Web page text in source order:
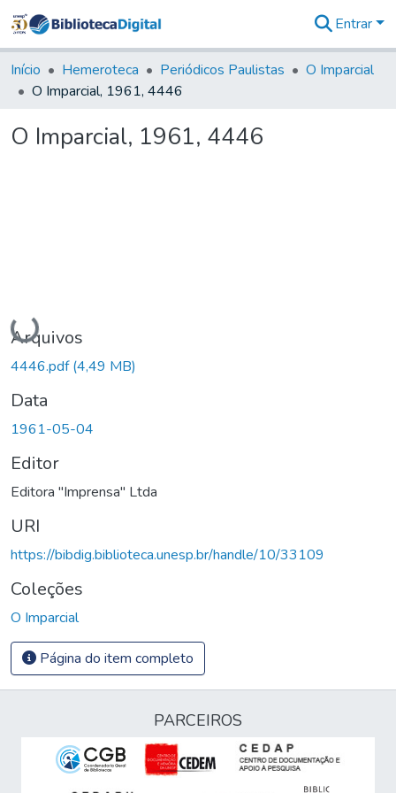
&
Coleções
Tudo na
Digital
Entrar
Início Hemeroteca Periódicos Paulistas
O Imparcial
O Imparcial, 1961, 4446
O Imparcial, 1961, 4446
Carregando...
Arquivos
4446.pdf(4,49 MB)
Data
1961-05-04
Editor
Editora "Imprensa" Ltda
URI
https://bibdig.biblioteca.unesp.br/handle/10/33109
Coleções
O Imparcial
Página do item completo
PARCEIROS